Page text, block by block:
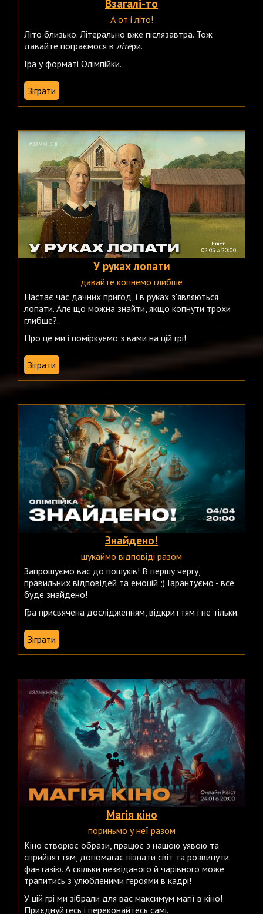
Взагалі-то
А от і літо!
Літо близько. Літерально вже післязавтра. Тож
давайте пограємося в літери.
Гра у форматі Олімпійки.
Зіграти
У руках лопати
давайте копнемо глибше
Настає час дачних пригод, і в руках з'являються
лопати. Але що можна знайти, якщо копнути трохи
глибше?..
Про це ми і поміркуємо з вами на цій грі!
Зіграти
Знайдено!
шукаймо відповіді разом
Запрошуємо вас до пошуків! В першу чергу,
правильних відповідей та емоцій ;) Гарантуємо - все
буде знайдено!
Гра присвячена дослідженням, відкриттям і не тільки.
Зіграти
Магія кіно
пориньмо у неї разом
Кіно створює образи, працює з нашою уявою та
сприйняттям, допомагає пізнати світ та розвинути
фантазію. А скільки незвіданого й чарівного може
трапитись з улюбленими героями в кадрі!
У цій грі ми зібрали для вас максимум магії в кіно!
Приєднуйтесь і переконайтесь самі.